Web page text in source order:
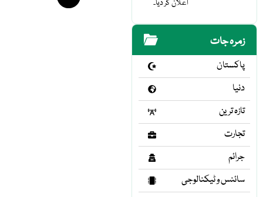
اعلان کر دیا۔
زمرہ جات
پاکستان
دنیا
تازہ ترین
تجارت
جرائم
سائنس و ٹیکنالوجی